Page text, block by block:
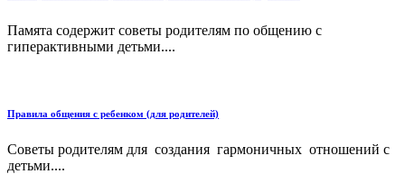
Памята содержит советы родителям по общению с
гиперактивными детьми....
Правила общения с ребенком (для родителей)
Советы родителям для создания гармоничных отношений с
детьми....